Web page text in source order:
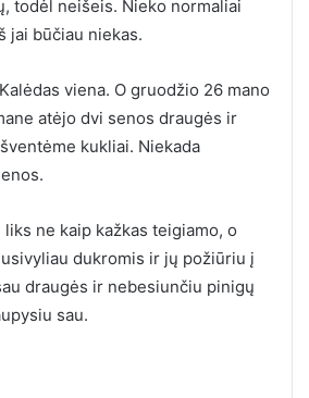
todėl neišeis. Nieko normaliai
jai būčiau niekas.
viena. O gruodžio 26 mano
atėjo dvi senos draugės ir
kukliai. Niekada
ne kaip kažkas teigiamo, o
dukromis ir jų požiūriu į
draugės ir nebesiunčiu pinigų
sau.